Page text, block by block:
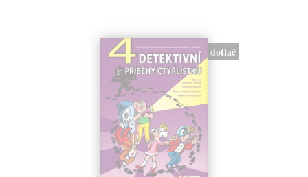
dotlač